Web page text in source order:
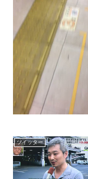
ツイッター